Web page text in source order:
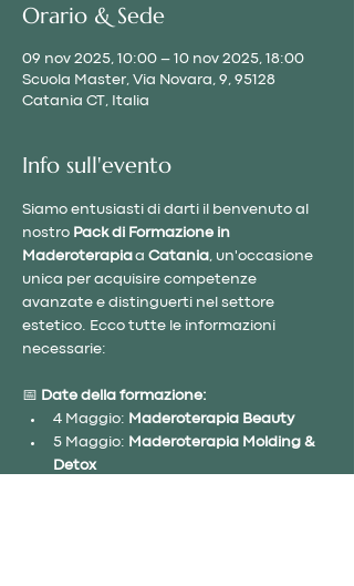
Orario & Sede
09 nov 2025, 10:00 – 10 nov 2025, 18:00
Scuola Master, Via Novara, 9, 95128
Catania CT, Italia
Info sull'evento
Siamo entusiasti di darti il benvenuto al
nostro Pack di Formazione in
Maderoterapia a Catania , un'occasione
unica per acquisire competenze
avanzate e distinguerti nel settore
estetico. Ecco tutte le informazioni
necessarie:
📅
Date della formazione:
4 Maggio: Maderoterapia Beauty
5 Maggio: Maderoterapia Molding &
Detox